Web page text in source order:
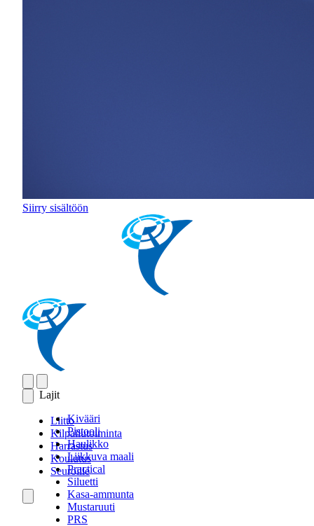
Siirry sisältöön
Lajit
Kivääri
Pistooli
Haulikko
Liikkuva maali
Practical
Siluetti
Kasa-ammunta
Mustaruuti
PRS
Liitto
Kilpailutoiminta
Harrastus
Koulutus
Seuroille